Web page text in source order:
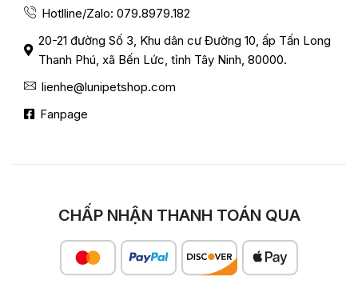
Hotlline/Zalo: 079.8979.182
20-21 đường Số 3, Khu dân cư Đường 10, ấp Tấn Long
Thanh Phú, xã Bến Lức, tỉnh Tây Ninh, 80000.
lienhe@lunipetshop.com
Fanpage
CHẤP NHẬN THANH TOÁN QUA